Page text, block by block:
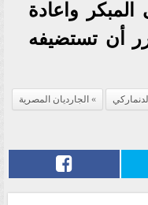
المبكر واعادة
أن تستضيفه
الجارديان المصرية